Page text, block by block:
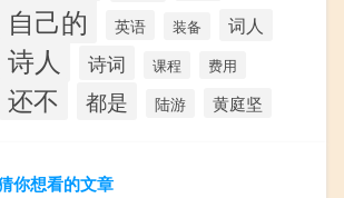
自己的 英语 装备 词人
诗人 诗词 课程 费用
还不 都是 陆游 黄庭坚
你想看的文章